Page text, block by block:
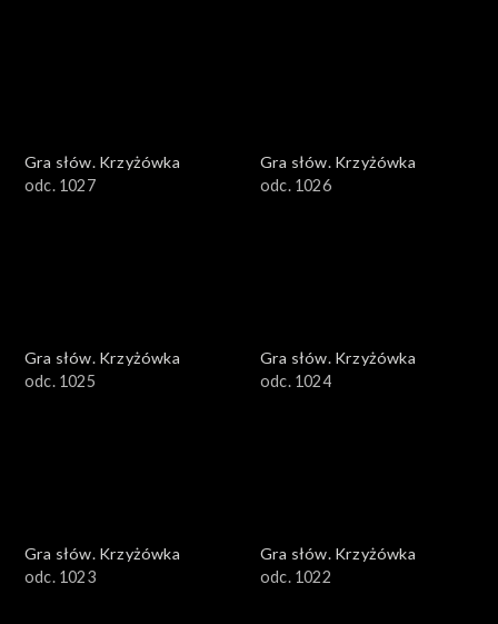
Gra słów. Krzyżówka
odc. 1027
Gra słów. Krzyżówka
odc. 1026
Gra słów. Krzyżówka
odc. 1025
Gra słów. Krzyżówka
odc. 1024
Gra słów. Krzyżówka
odc. 1023
Gra słów. Krzyżówka
odc. 1022